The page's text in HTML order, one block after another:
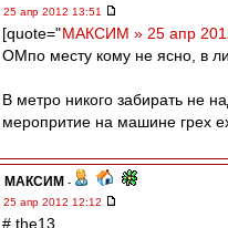
25 апр 2012 13:51
[quote="МАКСИМ » 25 апр
ОМпо месту кому не ясно, в
В метро никого забирать не
меропритие на машине грех
МАКСИМ -
25 апр 2012 12:12
# the13